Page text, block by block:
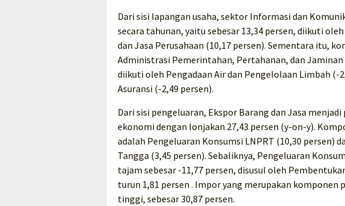
Dari sisi lapangan usaha, sektor Informasi dan
secara tahunan, yaitu sebesar 13,34 persen, diikuti
dan Jasa Perusahaan (10,17 persen). Sementara itu,
Administrasi Pemerintahan, Pertahanan, dan Jaminan
diikuti oleh Pengadaan Air dan Pengelolaan Limbah (-
Asuransi (-2,49 persen).
Dari sisi pengeluaran, Ekspor Barang dan Jasa
ekonomi dengan lonjakan 27,43 persen (y-on-y).
adalah Pengeluaran Konsumsi LNPRT (10,30 persen)
Tangga (3,45 persen). Sebaliknya, Pengeluaran
tajam sebesar -11,77 persen, disusul oleh
turun 1,81 persen . Impor yang merupakan
tinggi, sebesar 30,87 persen.